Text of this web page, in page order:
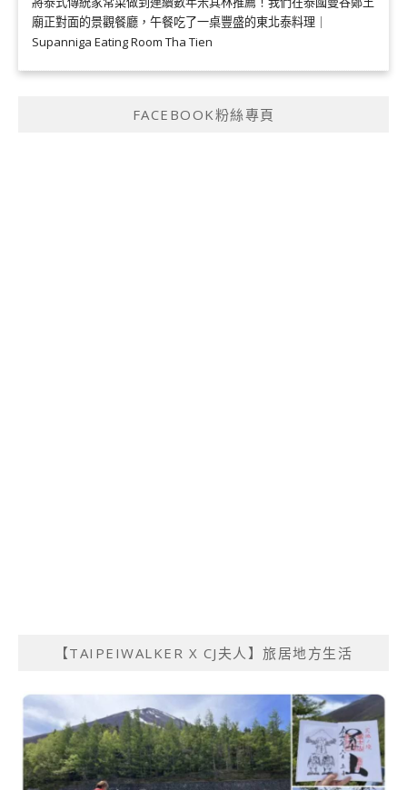
廟正對面的景觀餐廳，午餐吃了一桌豐盛的東北泰料理｜
Supanniga Eating Room Tha Tien
FACEBOOK粉絲專頁
【TAIPEIWALKER X CJ夫人】旅居地方生活